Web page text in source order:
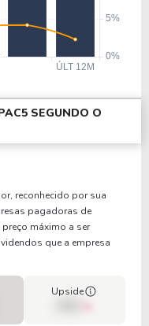
SEGUNDO O
reconhecido por sua
pagadoras de
máximo a ser
que a empresa
Upside